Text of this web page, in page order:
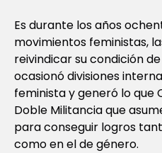
Es durante los años
movimientos feministas,
reivindicar su condición
ocasionó divisiones
feminista y generó lo que
Doble Militancia que
para conseguir logros
como en el de género.